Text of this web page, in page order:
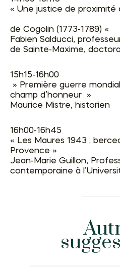
« Une justice de proximité
de Cogolin (1773-1789) «
Fabien Salducci,
de Sainte-Maxime,
15h15-16h00
» Première guerre
champ d’honneur »
Maurice Mistre, historien
16h00-16h45
« Les Maures 1943 ;
Provence »
Jean-Marie Guillon,
contemporaine à